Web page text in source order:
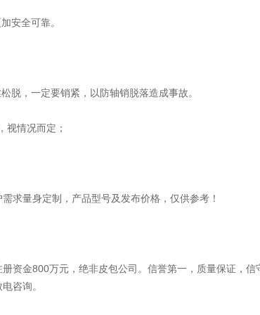
安全可靠。
脱，一定要销紧，以防轴销脱落造成事故。
视情况而定；
求量身定制，产品型号及发布价格，仅供参考！
资金800万元，绝非皮包公司。信誉第一，质量保证，信
咨询。